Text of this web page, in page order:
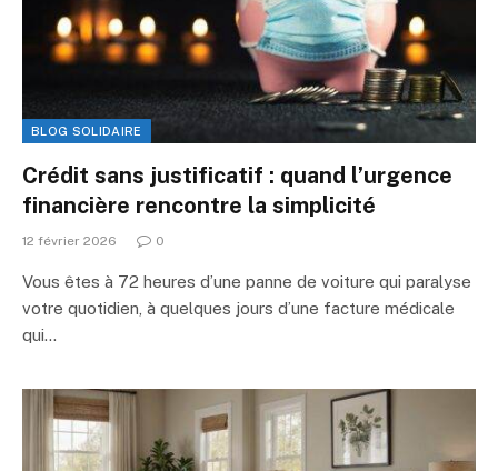
BLOG SOLIDAIRE
Crédit sans justificatif : quand l’urgence
financière rencontre la simplicité
12 février 2026 0
Vous êtes à 72 heures d’une panne de voiture qui paralyse
votre quotidien, à quelques jours d’une facture médicale
qui…